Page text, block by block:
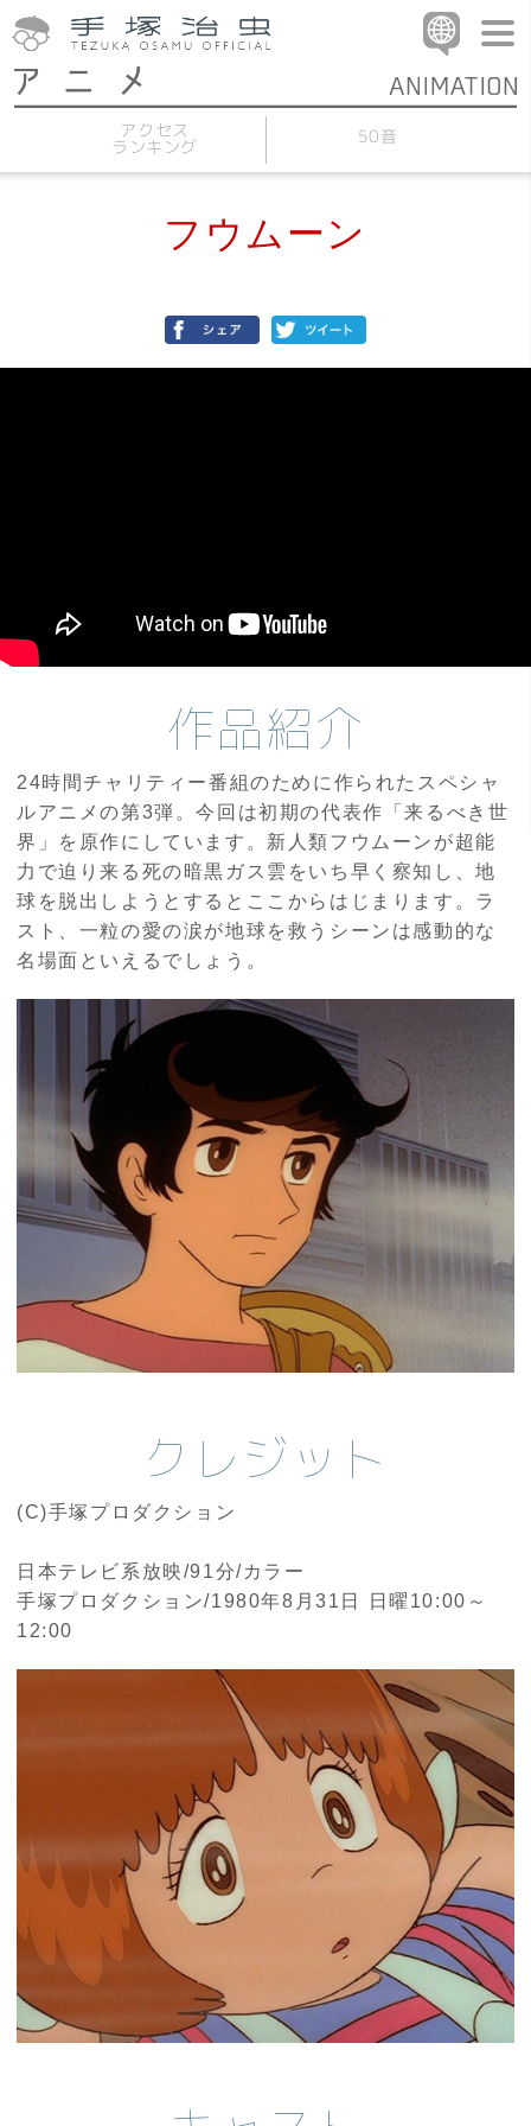
アクセス
ランキング 50音
フウムーン
作品紹介
24時間チャリティー番組のために作られたスペシャ
ルアニメの第3弾。今回は初期の代表作「来るべき世
界」を原作にしています。新人類フウムーンが超能
力で迫り来る死の暗黒ガス雲をいち早く察知し、地
球を脱出しようとするとここからはじまります。ラ
スト、一粒の愛の涙が地球を救うシーンは感動的な
名場面といえるでしょう。
クレジット
(C)手塚プロダクション
日本テレビ系放映/91分/カラー
手塚プロダクション/1980年8月31日 日曜10:00～
12:00